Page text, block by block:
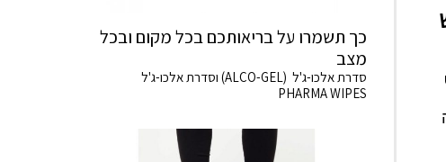
כך תשמרו על בריאותכם בכל מקום ובכל
מצב
סדרת אלכו-ג'ל (ALCO-GEL) וסדרת אלכו-ג'ל
PHARMA WIPES